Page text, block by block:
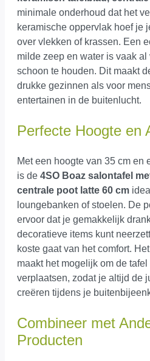
minimale onderhoud dat het
keramische oppervlak hoef je
over vlekken of krassen. Een
milde zeep en water is vaak al
schoon te houden. Dit maakt
drukke gezinnen als voor
entertainen in de buitenlucht.
Perfecte Hoogte en
Met een hoogte van 35 cm en
is de 4SO Boaz salontafel
centrale poot latte 60 cm
loungebanken of stoelen. De
ervoor dat je gemakkelijk
decoratieve items kunt
koste gaat van het comfort.
maakt het mogelijk om de
verplaatsen, zodat je altijd de
creëren tijdens je
Combineer met
Producten